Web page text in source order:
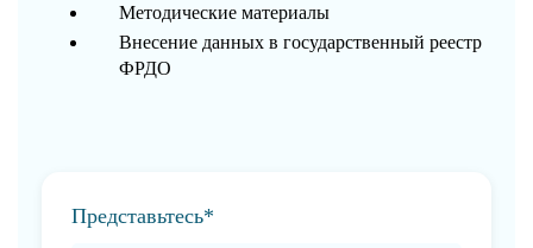
Методические материалы
Внесение данных в государственный реестр
ФРДО
Представьтесь*